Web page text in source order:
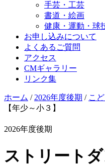
手芸・工芸
書道・絵画
健康・運動・球
お申し込みについて
よくあるご質問
アクセス
CMギャラリー
リンク集
ホーム / 2026年度後期 / こ
【年少～小３】
2026年度後期
ストリート